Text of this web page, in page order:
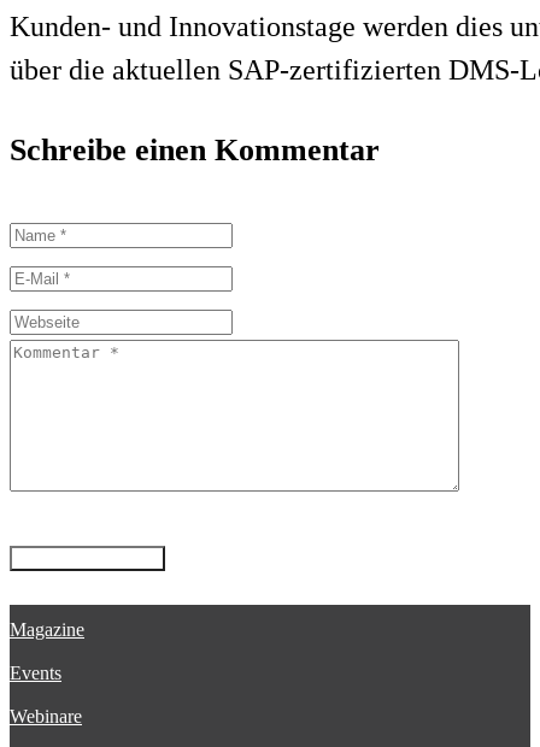
Kunden- und Innovationstage werden dies
über die aktuellen SAP-zertifizierten DMS-
Schreibe einen Kommentar
Magazine
Events
Webinare